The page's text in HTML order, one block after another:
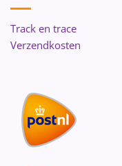
Track en trace
Verzendkosten